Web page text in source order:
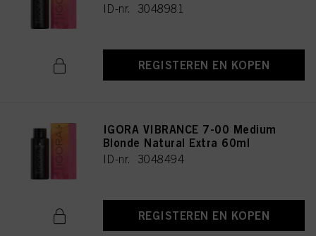
ID-nr. 3048981
REGISTEREN EN KOPEN
IGORA VIBRANCE 7-00 Medium
Blonde Natural Extra 60ml
ID-nr. 3048494
REGISTEREN EN KOPEN